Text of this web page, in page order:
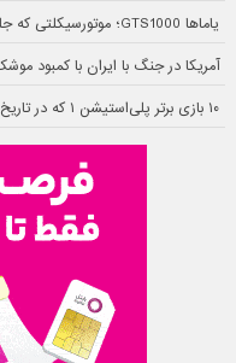
یاماها GTS1000؛ موتورسیکلتی که جلوتر از زمانش بود و مسیر آینده را هموار کرد
آمریکا در جنگ با ایران با کمبود
۱۰ بازی برتر پلی‌استیشن ۱ که در تاریخ ماندگار شدند